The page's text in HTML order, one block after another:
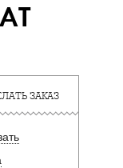
ЗАКАЗ